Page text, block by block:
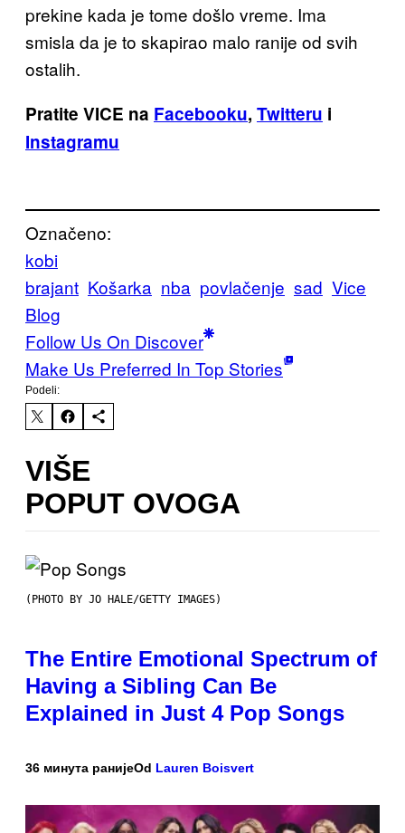
prekine kada je tome došlo vreme. Ima
smisla da je to skapirao malo ranije od svih
ostalih.
Pratite VICE na Facebooku, Twitteru i
Instagramu
Označeno:
kobi
brajant Košarka nba povlačenje sad Vice
Blog
Follow Us On Discover
Make Us Preferred In Top Stories
Podeli:
VIŠE
POPUT OVOGA
(PHOTO BY JO HALE/GETTY IMAGES)
The Entire Emotional Spectrum of
Having a Sibling Can Be
Explained in Just 4 Pop Songs
36 минута ранијеOd Lauren Boisvert